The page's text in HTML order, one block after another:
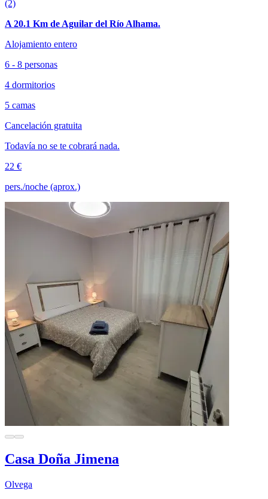
(2)
A 20.1 Km de Aguilar del Río Alhama.
Alojamiento entero
6 - 8 personas
4 dormitorios
5 camas
Cancelación gratuita
Todavía no se te cobrará nada.
22 €
pers./noche (aprox.)
Casa Doña Jimena
Olvega